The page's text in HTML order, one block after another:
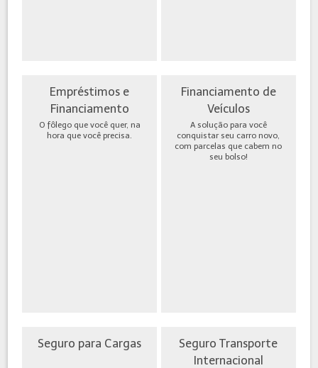
Empréstimos e
Financiamento
O fôlego que você quer, na
hora que você precisa.
Financiamento de
Veículos
A solução para você
conquistar seu carro novo,
com parcelas que cabem no
seu bolso!
Seguro para Cargas
Seguro Transporte
Internacional